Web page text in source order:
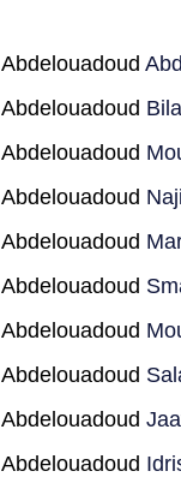
Abdelouadoud
Abdelouadoud Bilal
Abdelouadoud
Abdelouadoud
Abdelouadoud
Abdelouadoud
Abdelouadoud
Abdelouadoud
Abdelouadoud
Abdelouadoud